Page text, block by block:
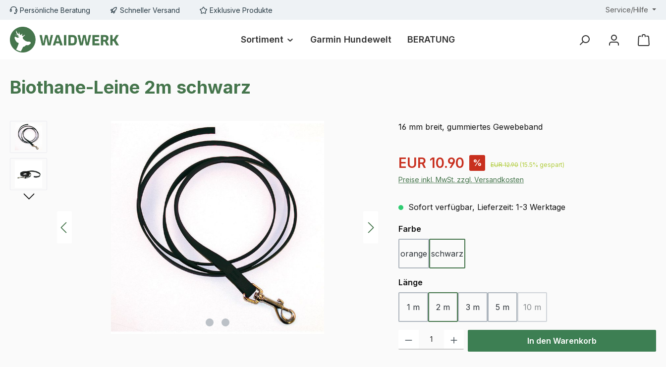
Hauptinhalt springen
Zur Suche springen
Zur Hauptnavigation springen
Persönliche Beratung Schneller Versand Exklusive Produkte Service/Hilfe
Sortiment Garmin Hundewelt BERATUNG
Biothane-Leine 2m schwarz
Bildergalerie überspringen 16 mm breit, gummiertes Gewebeband
Verkaufspreis:
EUR 10.90 % Regulärer Preis:
EUR 12.90 (15.5% gespart)
Preise inkl. MwSt. zzgl. Versandkosten
Sofort verfügbar, Lieferzeit: 1-3 Werktage
Farbe
orange schwarz
Länge
1 m 2 m 3 m 5 m 10 m
(Diese Option ist zurzeit nicht verfügbar.)
Produkt Anzahl: Gib den gewünschten Wert ein oder benutze die Schaltflächen
In den Warenkorb